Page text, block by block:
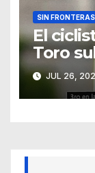
SIN FRONTERAS
El
Toro
deJUL 26,